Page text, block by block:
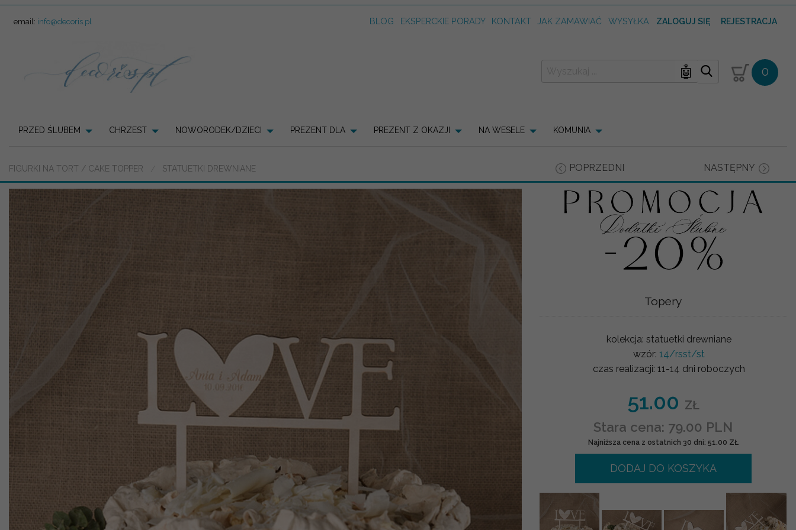
email: info@decoris.pl BLOG EKSPERCKIE PORADY KONTAKT JAK ZAMAWIAĆ WYSYŁKA ZALOGUJ SIĘ REJESTRACJA
🤖 0
PRZED ŚLUBEM CHRZEST NOWORODEK/DZIECI PREZENT DLA PREZENT Z OKAZJI NA WESELE KOMUNIA
FIGURKI NA TORT / CAKE TOPPER STATUETKI DREWNIANE POPRZEDNI NASTĘPNY
Topery
kolekcja:statuetki drewniane
wzór:14/rsst/st
czas realizacji:11-14 dni roboczych
51.00 ZŁ
Stara cena: 79.00 PLN
Najniższa cena z ostatnich 30 dni: 51.00 ZŁ
DODAJ DO KOSZYKA